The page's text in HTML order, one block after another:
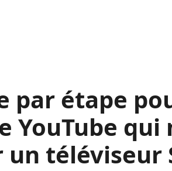
par étape
YouTube
un téléviseur